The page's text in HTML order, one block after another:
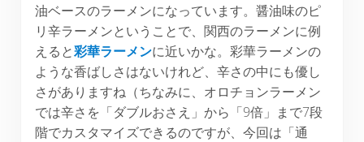
油ベースのラーメンになっています。醤油味のピ
リ辛ラーメンということで、関西のラーメンに例
えると彩華ラーメンに近いかな。彩華ラーメンの
ような香ばしさはないけれど、辛さの中にも優し
さがありますね（ちなみに、オロチョンラーメン
では辛さを「ダブルおさえ」から「9倍」まで7段
階でカスタマイズできるのですが、今回は「通